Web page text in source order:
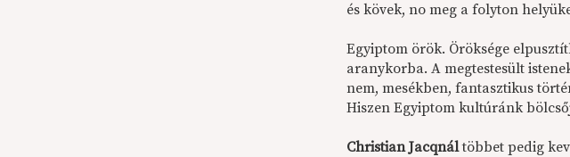
és kövek, no meg a folyton
Egyiptom örök. Öröksége
aranykorba. A megtestesült
nem, mesékben, fantasztikus
Hiszen Egyiptom kultúránk
Christian Jacqnáltöbbet pedig